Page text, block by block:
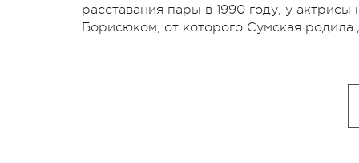
расставания пары в 1990 году, у
Борисюком, от которого Сумская родила